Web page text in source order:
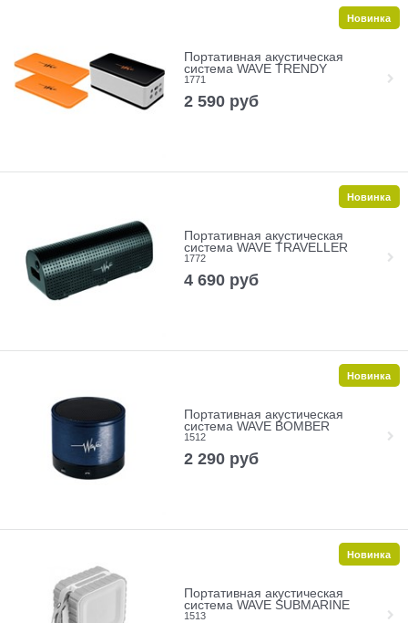
Портативная акустическая
система WAVE TRENDY
1771
2 590 руб
Новинка
Портативная акустическая
система WAVE TRAVELLER
1772
4 690 руб
Новинка
Портативная акустическая
система WAVE BOMBER
1512
2 290 руб
Новинка
Портативная акустическая
система WAVE SUBMARINE
1513
Новинка